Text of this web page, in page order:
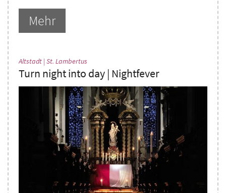
Mehr
Altstadt | St. Lambertus
Turn night into day | Nightfever